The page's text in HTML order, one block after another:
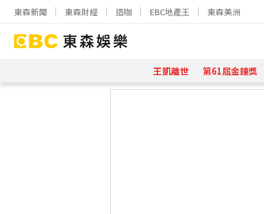
東森新聞 東森財經 造咖 EBC地產王 東森美洲
王凱離世 第61屆金鐘獎